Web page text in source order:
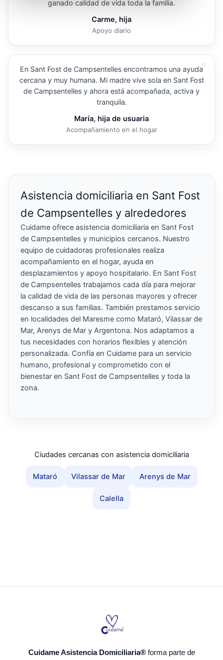
ganado calidad de vida toda la familia.
Carme, hija
Apoyo diario
“
En Sant Fost de Campsentelles encontramos una ayuda
cercana y muy humana. Mi madre vive sola en Sant Fost
de Campsentelles y ahora está acompañada, activa y
tranquila.
María, hija de usuaria
Acompañamiento en el hogar
Asistencia domiciliaria en Sant Fost
de Campsentelles y alrededores
Cuidame ofrece asistencia domiciliaria en Sant Fost
de Campsentelles y municipios cercanos. Nuestro
equipo de cuidadoras profesionales realiza
acompañamiento en el hogar, ayuda en
desplazamientos y apoyo hospitalario. En Sant Fost
de Campsentelles trabajamos cada día para mejorar
la calidad de vida de las personas mayores y ofrecer
descanso a sus familias. También prestamos servicio
en localidades del Maresme como Mataró, Vilassar de
Mar, Arenys de Mar y Argentona. Nos adaptamos a
tus necesidades con horarios flexibles y atención
personalizada. Confía en Cuidame para un servicio
humano, profesional y comprometido con el
bienestar en Sant Fost de Campsentelles y toda la
zona.
Ciudades cercanas con asistencia domiciliaria
Mataró Vilassar de Mar Arenys de Mar
Calella
Cuidame Asistencia Domiciliaria®forma parte de